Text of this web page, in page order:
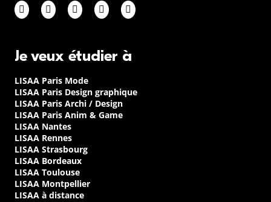
Je veux étudier à
LISAA Paris Mode
LISAA Paris Design graphique
LISAA Paris Archi / Design
LISAA Paris Anim & Game
LISAA Nantes
LISAA Rennes
LISAA Strasbourg
LISAA Bordeaux
LISAA Toulouse
LISAA Montpellier
LISAA à distance